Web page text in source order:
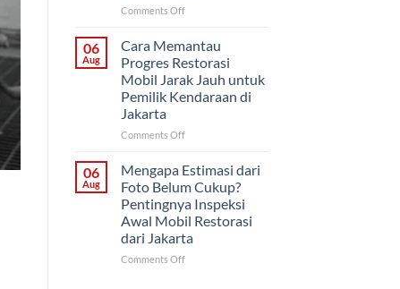
Cara
Mobil
Tua
dari
Malang
Comments Offon
Mobil
Harian
dari
Malang:
Bagian
yang
06
Aug
Cara Memantau
Progres Restorasi
Mobil Jarak Jauh untuk
Pemilik Kendaraan di
Jakarta
Comments Offon
Memantau
Progres
Restorasi
Mobil
Jarak
Jauh
untuk
06
Aug
Mengapa Estimasi dari
Foto Belum Cukup?
Pentingnya Inspeksi
Awal Mobil Restorasi
dari Jakarta
Comments Offon